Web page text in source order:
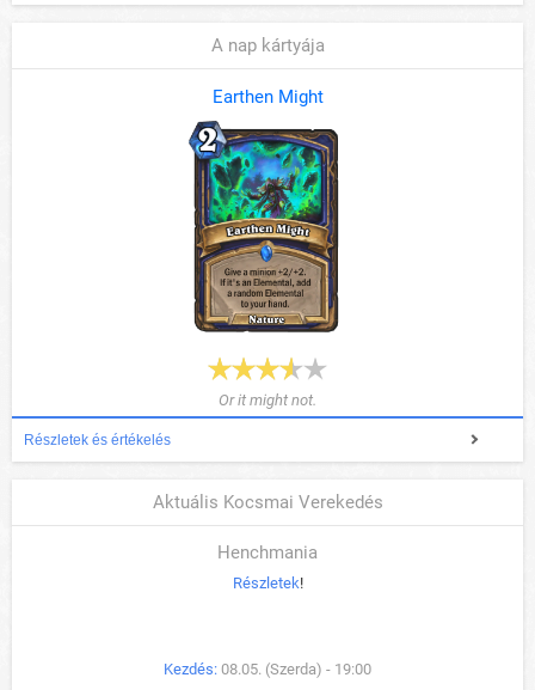
A nap kártyája
Earthen Might
Or it might not.
Részletek és értékelés
Aktuális Kocsmai Verekedés
Henchmania
Részletek!
Kezdés: 08.05. (Szerda) - 19:00